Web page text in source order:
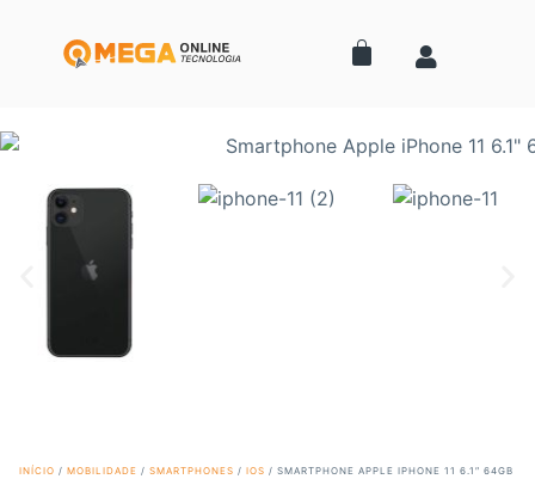
INÍCIO / MOBILIDADE / SMARTPHONES / IOS / SMARTPHONE APPLE IPHONE 11 6.1″ 64GB